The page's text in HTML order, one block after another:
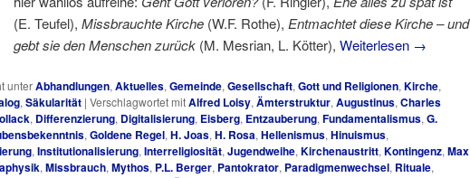
(E. Teufel), Missbrauchte Kirche (W.F. Rothe), Entmachtet diese Kirche – und
gebt sie den Menschen zurück (M. Mesrian, L. Kötter), Weiterlesen →
unterAbhandlungen, Aktuelles, Gemeinde, Gesellschaft, Gott und Religionen, Kirche,
, Säkularität | Verschlagwortet mitAlfred Loisy, Ämterstruktur, Augustinus, Charles
, Differenzierung, Digitalisierung, Eisberg, Entzauberung, Fundamentalismus, G.
, Goldene Regel, H. Joas, H. Rosa, Hellenismus, Hinuismus,
, Institutionalisierung, Interreligiosität, Jugendweihe, Kirchenaustritt, Kontingenz, Max
, Missbrauch, Mythos, P.L. Berger, Pantokrator, Paradigmenwechsel, Rituale,